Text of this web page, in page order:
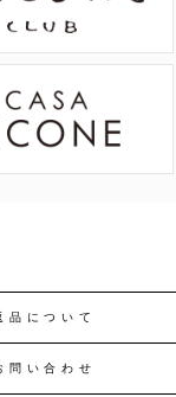
品について
問い合わせ